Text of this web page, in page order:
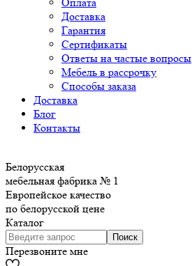
Доставка
Гарантия
Сертификаты
Ответы на частые вопросы
Мебель в рассрочку
Способы заказа
Доставка
Блог
Контакты
Белорусская
мебельная фабрика № 1
Европейское качество
по белорусской цене
Каталог
Перезвоните мне